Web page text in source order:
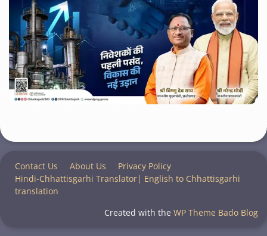
Contact Us About Us
Privacy Policy
Hindi-Chhattisgarhi Translator| English to Chhattisgarhi
translation
Created with the WP Theme Bado Blog